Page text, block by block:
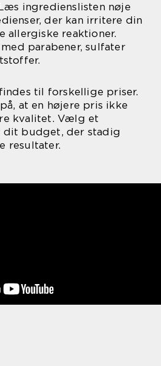
ingredienslisten nøje
der kan irritere din
allergiske reaktioner.
parabener, sulfater
til forskellige priser.
at en højere pris ikke
kvalitet. Vælg et
budget, der stadig
resultater.